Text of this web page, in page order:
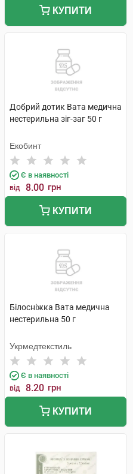
КУПИТИ
Добрий дотик Вата медична
нестерильна зіг-заг 50 г
Екобинт
Є в наявності
від 8.00 грн
КУПИТИ
Білосніжка Вата медична
нестерильна 50 г
Укрмедтекстиль
Є в наявності
від 8.20 грн
КУПИТИ